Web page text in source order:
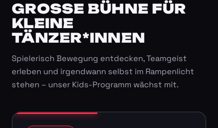
GROSSE BÜHNE FÜR K
LEINE T
ÄNZER*INNEN
Spielerisch Bewegung entdecken, Teamgeist
erleben und irgendwann selbst im Rampenlicht
stehen – unser Kids-Programm wächst mit.